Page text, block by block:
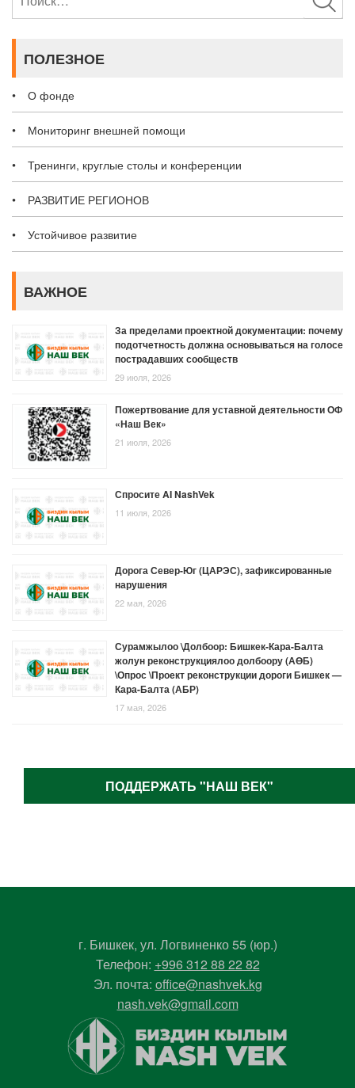
ПОЛЕЗНОЕ
О фонде
Мониторинг внешней помощи
Тренинги, круглые столы и конференции
РАЗВИТИЕ РЕГИОНОВ
Устойчивое развитие
ВАЖНОЕ
За пределами проектной документации: почему
подотчетность должна основываться на голосе
пострадавших сообществ
29 июля, 2026
Пожертвование для уставной деятельности ОФ
«Наш Век»
21 июля, 2026
Спросите AI NashVek
11 июля, 2026
Дорога Север-Юг (ЦАРЭС), зафиксированные
нарушения
22 мая, 2026
Сурамжылоо \Долбоор: Бишкек-Кара-Балта
жолун реконструкциялоо долбоору (АӨБ)
\Опрос \Проект реконструкции дороги Бишкек —
Кара-Балта (АБР)
17 мая, 2026
ПОДДЕРЖАТЬ "НАШ ВЕК"
г. Бишкек, ул. Логвиненко 55 (юр.)
Телефон: +996 312 88 22 82
Эл. почта: office@nashvek.kg
nash.vek@gmail.com